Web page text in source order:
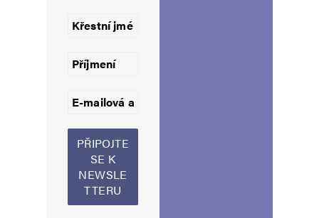
Uložit do prohlížeče jméno, e-mail a webovou stránku pro budoucí
Informujte mě o nových komentářích e-mailem.
Alternative: